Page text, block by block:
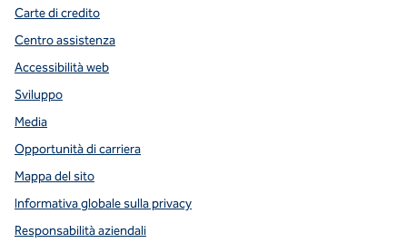
Carte di credito
Centro assistenza
Accessibilità web
Sviluppo
Media
Opportunità di carriera
Mappa del sito
Informativa globale sulla privacy
Responsabilità aziendali